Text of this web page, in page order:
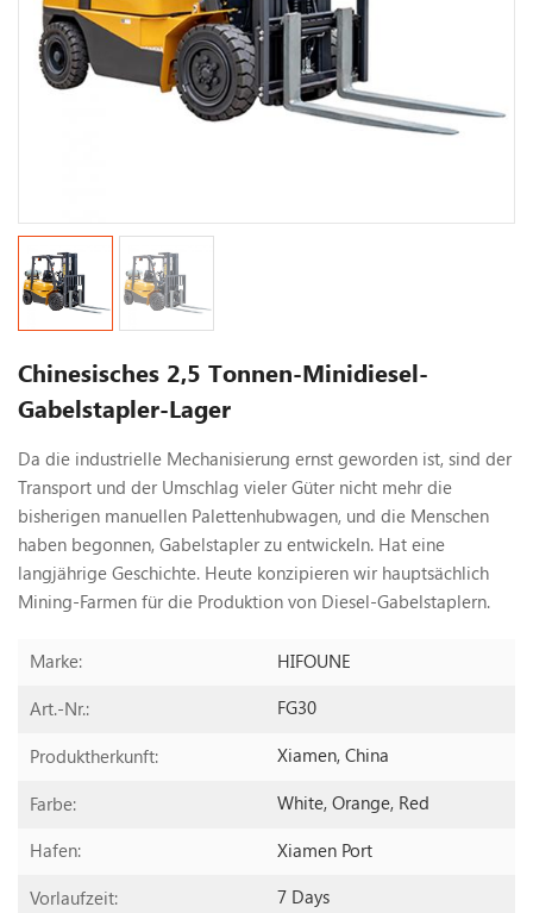
Chinesisches 2,5 Tonnen-Minidiesel-
Gabelstapler-Lager
Da die industrielle Mechanisierung ernst geworden ist, sind der
Transport und der Umschlag vieler Güter nicht mehr die
bisherigen manuellen Palettenhubwagen, und die Menschen
haben begonnen, Gabelstapler zu entwickeln. Hat eine
langjährige Geschichte. Heute konzipieren wir hauptsächlich
Mining-Farmen für die Produktion von Diesel-Gabelstaplern.
Marke: HIFOUNE
Art.-Nr.: FG30
Produktherkunft: Xiamen, China
Farbe: White, Orange, Red
Hafen: Xiamen Port
Vorlaufzeit: 7 Days